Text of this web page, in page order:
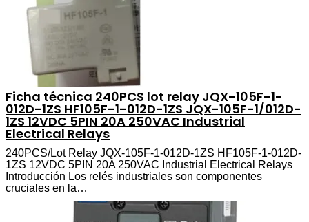
Ficha técnica 240PCS lot relay JQX-105F-1-
012D-1ZS HF105F-1-012D-1ZS JQX-105F-1/012D-
1ZS 12VDC 5PIN 20A 250VAC Industrial
Electrical Relays
240PCS/Lot Relay JQX-105F-1-012D-1ZS HF105F-1-012D-
1ZS 12VDC 5PIN 20A 250VAC Industrial Electrical Relays
Introducción Los relés industriales son componentes
cruciales en la…